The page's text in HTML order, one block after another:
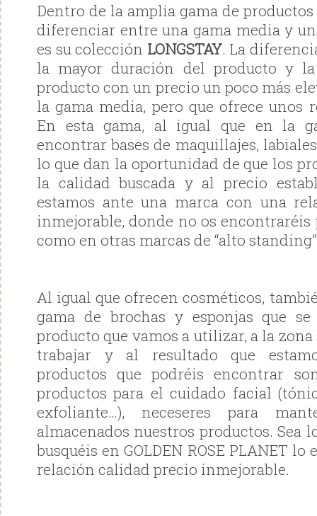
Dentro de la amplia gama de
diferenciar entre una gama media y
es su colección LONGSTAY. La
la mayor duración del producto y
producto con un precio un poco más
la gama media, pero que ofrece unos
En esta gama, al igual que en la
encontrar bases de maquillajes,
lo que dan la oportunidad de que los
la calidad buscada y al precio
estamos ante una marca con una
inmejorable, donde no os encontraréis
como en otras marcas de “alto
Al igual que ofrecen cosméticos,
gama de brochas y esponjas que
producto que vamos a utilizar, a la zona
trabajar y al resultado que
productos que podréis encontrar
productos para el cuidado facial
exfoliante…), neceseres para
almacenados nuestros productos. Sea
busquéis en GOLDEN ROSE PLANET
relación calidad precio inmejorable.